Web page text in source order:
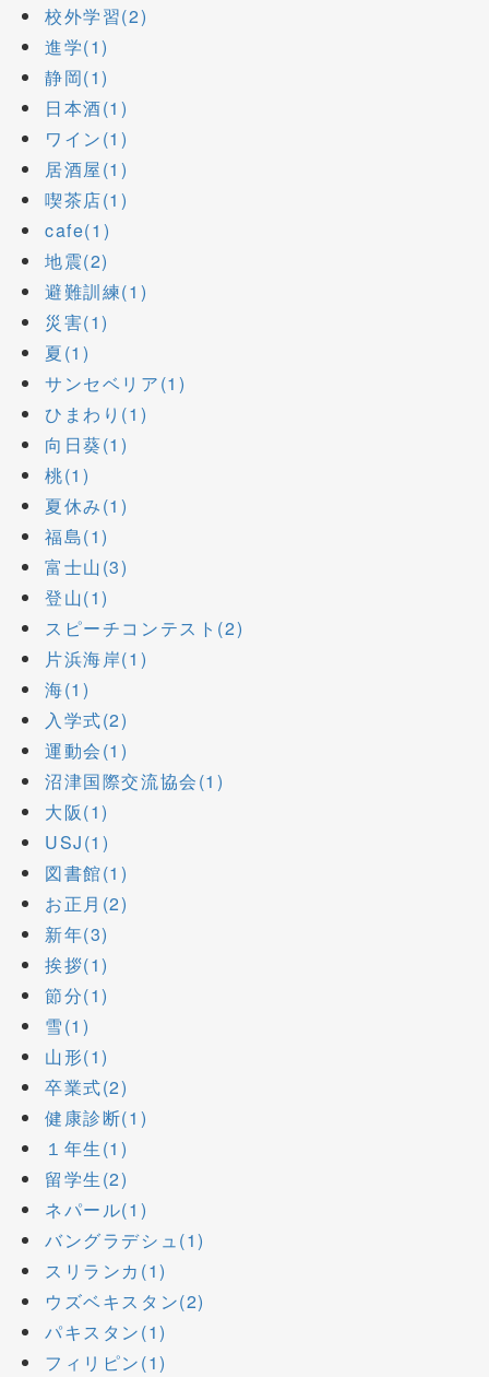
校外学習(2)
進学(1)
静岡(1)
日本酒(1)
ワイン(1)
居酒屋(1)
喫茶店(1)
cafe(1)
地震(2)
避難訓練(1)
災害(1)
夏(1)
サンセベリア(1)
ひまわり(1)
向日葵(1)
桃(1)
夏休み(1)
福島(1)
富士山(3)
登山(1)
スピーチコンテスト(2)
片浜海岸(1)
海(1)
入学式(2)
運動会(1)
沼津国際交流協会(1)
大阪(1)
USJ(1)
図書館(1)
お正月(2)
新年(3)
挨拶(1)
節分(1)
雪(1)
山形(1)
卒業式(2)
健康診断(1)
１年生(1)
留学生(2)
ネパール(1)
バングラデシュ(1)
スリランカ(1)
ウズベキスタン(2)
パキスタン(1)
フィリピン(1)